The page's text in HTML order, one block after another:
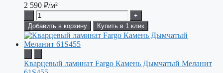
2 590 ₽/м²
-
+
Добавить в корзину
Купить в 1 клик
Кварцевый ламинат Fargo Камень Дымчатый Меланит